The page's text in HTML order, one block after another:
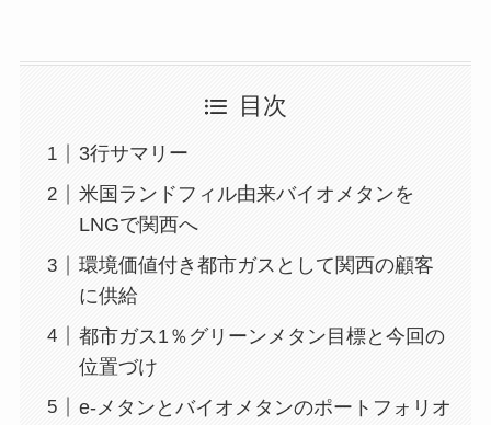
目次
3行サマリー
米国ランドフィル由来バイオメタンを
LNGで関西へ
環境価値付き都市ガスとして関西の顧客
に供給
都市ガス1％グリーンメタン目標と今回の
位置づけ
e-メタンとバイオメタンのポートフォリオ